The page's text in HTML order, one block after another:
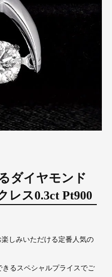
ダイヤモンド
レス0.3ct Pt900
しみいただける定番人気の
るスペシャルプライスでご